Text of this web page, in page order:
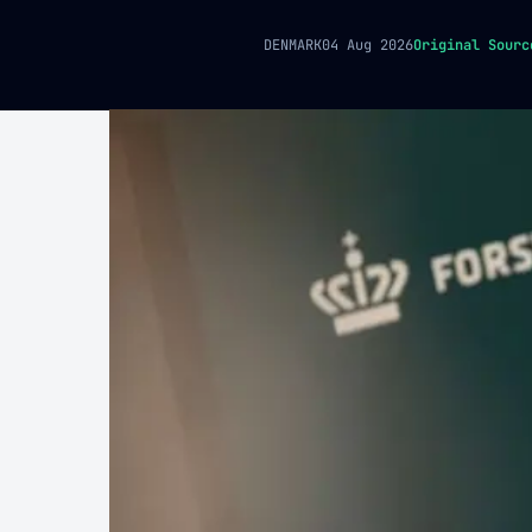
DENMARK04 Aug 2026Original